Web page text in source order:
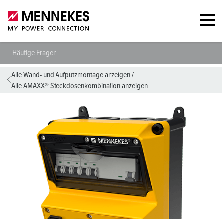
Häufige Fragen
Alle Wand- und Aufputzmontage anzeigen/
Alle AMAXX® Steckdosenkombination anzeigen